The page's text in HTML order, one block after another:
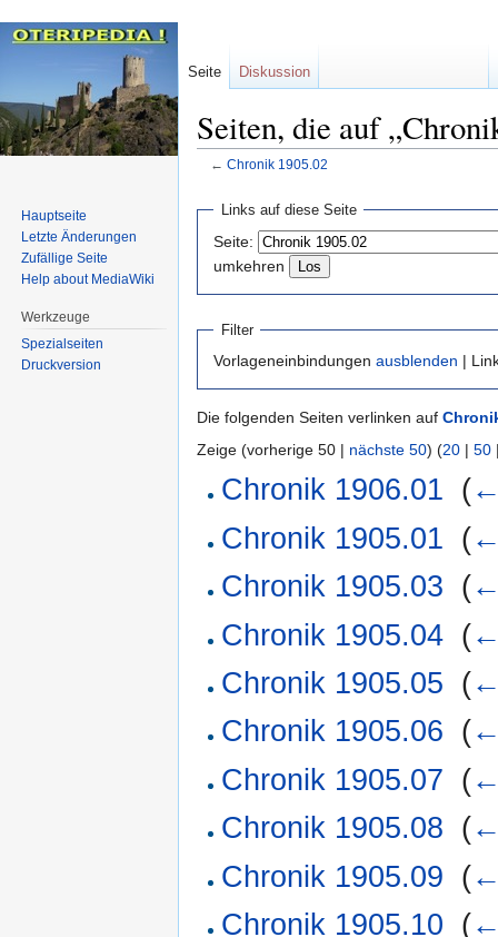
Seiten, die auf
← Chronik 1905.02
Navigation
springen
springen
Links auf diese Seite
Seite:
umkehren
Filter
Vorlageneinbindungen ausblenden |
Die folgenden Seiten verlinken auf
Zeige (vorherige 50 | nächste 50) (20 | 50
Chronik 1906.01 (
Chronik 1905.01 (
Chronik 1905.03 (
Chronik 1905.04 (
Chronik 1905.05 (
Chronik 1905.06 (
Chronik 1905.07 (
Chronik 1905.08 (
Chronik 1905.09 (
Chronik 1905.10 (
Seite Diskussion
Hauptseite
Letzte Änderungen
Zufällige Seite
Help about MediaWiki
Werkzeuge
Spezialseiten
Druckversion